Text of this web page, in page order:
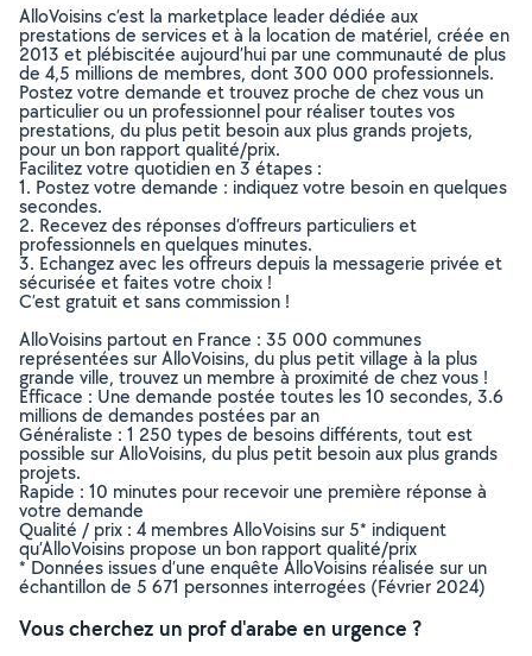
AlloVoisins c’est la marketplace leader dédiée aux
prestations de services et à la location de matériel, créée en
2013 et plébiscitée aujourd’hui par une communauté de plus
de 4,5 millions de membres, dont 300 000 professionnels.
Postez votre demande et trouvez proche de chez vous un
particulier ou un professionnel pour réaliser toutes vos
prestations, du plus petit besoin aux plus grands projets,
pour un bon rapport qualité/prix.
Facilitez votre quotidien en 3 étapes :
1. Postez votre demande : indiquez votre besoin en quelques
secondes.
2. Recevez des réponses d’offreurs particuliers et
professionnels en quelques minutes.
3. Echangez avec les offreurs depuis la messagerie privée et
sécurisée et faites votre choix !
C’est gratuit et sans commission !
AlloVoisins partout en France : 35 000 communes
représentées sur AlloVoisins, du plus petit village à la plus
grande ville, trouvez un membre à proximité de chez vous !
Efficace : Une demande postée toutes les 10 secondes, 3.6
millions de demandes postées par an
Généraliste : 1 250 types de besoins différents, tout est
possible sur AlloVoisins, du plus petit besoin aux plus grands
projets.
Rapide : 10 minutes pour recevoir une première réponse à
votre demande
Qualité / prix : 4 membres AlloVoisins sur 5* indiquent
qu’AlloVoisins propose un bon rapport qualité/prix
* Données issues d’une enquête AlloVoisins réalisée sur un
échantillon de 5 671 personnes interrogées (Février 2024)
Vous cherchez un prof d'arabe en urgence ?